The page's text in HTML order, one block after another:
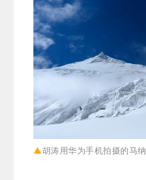
▲胡涛用华为手机拍摄的马纳